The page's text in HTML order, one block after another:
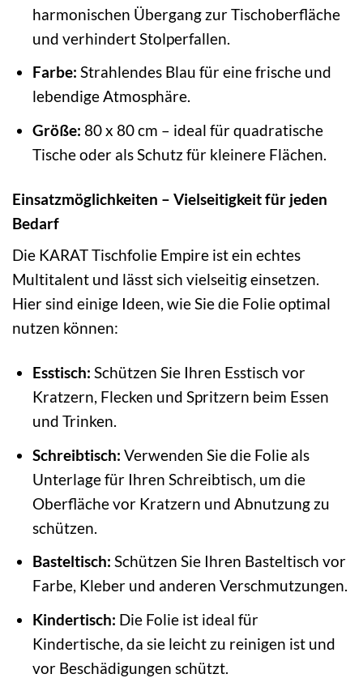
harmonischen Übergang zur Tischoberfläche
und verhindert Stolperfallen.
Farbe: Strahlendes Blau für eine frische und
lebendige Atmosphäre.
Größe: 80 x 80 cm – ideal für quadratische
Tische oder als Schutz für kleinere Flächen.
Einsatzmöglichkeiten – Vielseitigkeit für jeden
Bedarf
Die KARAT Tischfolie Empire ist ein echtes
Multitalent und lässt sich vielseitig einsetzen.
Hier sind einige Ideen, wie Sie die Folie optimal
nutzen können:
Esstisch: Schützen Sie Ihren Esstisch vor
Kratzern, Flecken und Spritzern beim Essen
und Trinken.
Schreibtisch: Verwenden Sie die Folie als
Unterlage für Ihren Schreibtisch, um die
Oberfläche vor Kratzern und Abnutzung zu
schützen.
Basteltisch: Schützen Sie Ihren Basteltisch vor
Farbe, Kleber und anderen Verschmutzungen.
Kindertisch: Die Folie ist ideal für
Kindertische, da sie leicht zu reinigen ist und
vor Beschädigungen schützt.